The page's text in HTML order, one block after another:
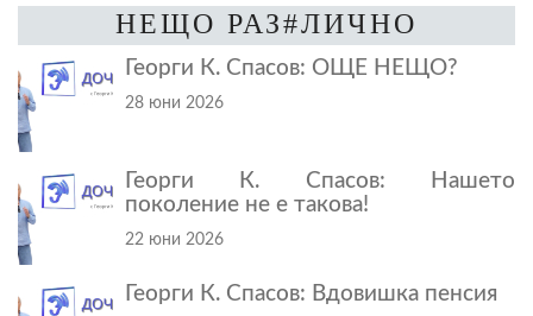
НЕЩО РАЗ#ЛИЧНО
Георги К. Спасов: ОЩЕ НЕЩО?
28 юни 2026
Георги К. Спасов: Нашето
поколение не е такова!
22 юни 2026
Георги К. Спасов: Вдовишка пенсия